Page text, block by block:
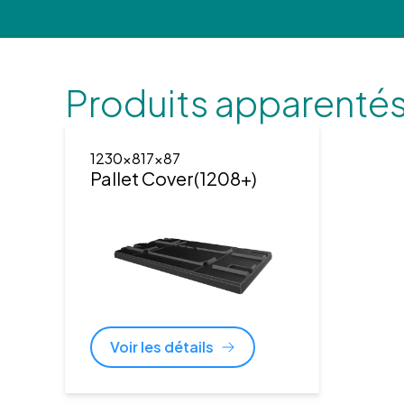
Produits
1230x817x87
Pallet Cover(1208+)
Voir les détails